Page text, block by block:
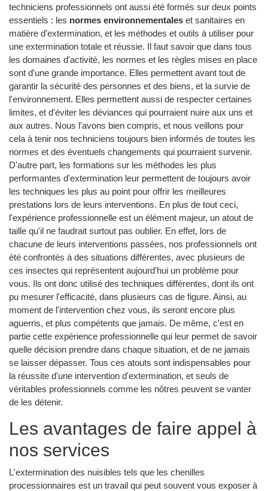
techniciens professionnels ont aussi été formés sur deux points
essentiels : les normes environnementales et sanitaires en
matière d'extermination, et les méthodes et outils à utiliser pour
une extermination totale et réussie. Il faut savoir que dans tous
les domaines d'activité, les normes et les règles mises en place
sont d'une grande importance. Elles permettent avant tout de
garantir la sécurité des personnes et des biens, et la survie de
l'environnement. Elles permettent aussi de respecter certaines
limites, et d'éviter les déviances qui pourraient nuire aux uns et
aux autres. Nous l'avons bien compris, et nous veillons pour
cela à tenir nos techniciens toujours bien informés de toutes les
normes et des éventuels changements qui pourraient survenir.
D'autre part, les formations sur les méthodes les plus
performantes d'extermination leur permettent de toujours avoir
les techniques les plus au point pour offrir les meilleures
prestations lors de leurs interventions. En plus de tout ceci,
l'expérience professionnelle est un élément majeur, un atout de
taille qu'il ne faudrait surtout pas oublier. En effet, lors de
chacune de leurs interventions passées, nos professionnels ont
été confrontés à des situations différentes, avec plusieurs de
ces insectes qui représentent aujourd'hui un problème pour
vous. Ils ont donc utilisé des techniques différentes, dont ils ont
pu mesurer l'efficacité, dans plusieurs cas de figure. Ainsi, au
moment de l'intervention chez vous, ils seront encore plus
aguerris, et plus compétents que jamais. De même, c'est en
partie cette expérience professionnelle qui leur permet de savoir
quelle décision prendre dans chaque situation, et de ne jamais
se laisser dépasser. Tous ces atouts sont indispensables pour
la réussite d'une intervention d'extermination, et seuls de
véritables professionnels comme les nôtres peuvent se vanter
de les détenir.
Les avantages de faire appel à
nos services
L'extermination des nuisibles tels que les chenilles
processionnaires est un travail qui peut souvent vous exposer à